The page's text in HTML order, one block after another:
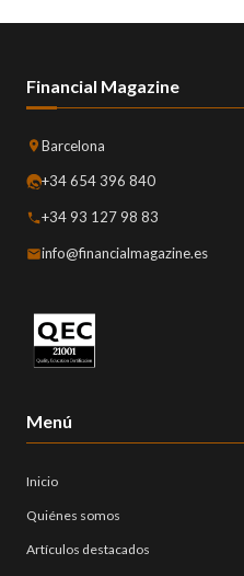
Financial Magazine
Barcelona
+34 654 396 840
+34 93 127 98 83
info@financialmagazine.es
Menú
Inicio
Quiénes somos
Artículos destacados